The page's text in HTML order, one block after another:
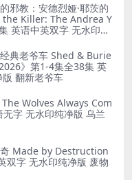
邪教：安德烈娅·耶茨的
Killer: The Andrea Y
英语中英双字 无水印纯
典老爷车 Shed & Burie
》第1-4集全38集 英
翻新老爷车
Wolves Always Com
字 无水印纯净版 乌兰
Made by Destruction
双字 无水印纯净版 废物